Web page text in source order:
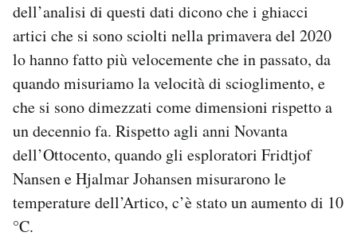
dell’analisi di questi dati dicono che i ghiacci
artici che si sono sciolti nella primavera del 2020
lo hanno fatto più velocemente che in passato, da
quando misuriamo la velocità di scioglimento, e
che si sono dimezzati come dimensioni rispetto a
un decennio fa. Rispetto agli anni Novanta
dell’Ottocento, quando gli esploratori Fridtjof
Nansen e Hjalmar Johansen misurarono le
temperature dell’Artico, c’è stato un aumento di 10
°C.